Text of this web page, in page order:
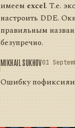
имеем excel. Т.е.
настроить DDE.
правильным
безупречно.
MIKHAIL SUKHOV01
Ошибку